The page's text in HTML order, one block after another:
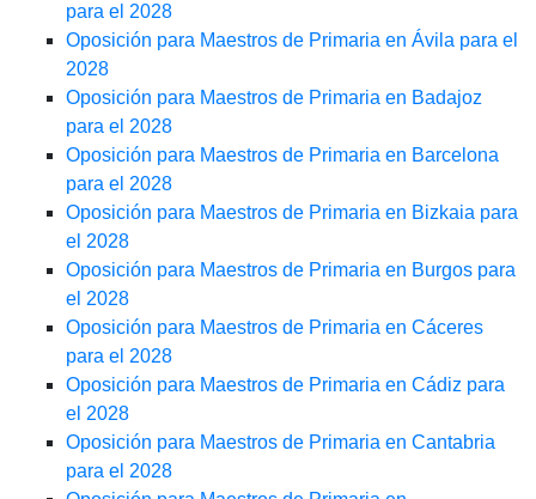
para el 2028
Oposición para Maestros de Primaria en Ávila para el
2028
Oposición para Maestros de Primaria en Badajoz
para el 2028
Oposición para Maestros de Primaria en Barcelona
para el 2028
Oposición para Maestros de Primaria en Bizkaia para
el 2028
Oposición para Maestros de Primaria en Burgos para
el 2028
Oposición para Maestros de Primaria en Cáceres
para el 2028
Oposición para Maestros de Primaria en Cádiz para
el 2028
Oposición para Maestros de Primaria en Cantabria
para el 2028